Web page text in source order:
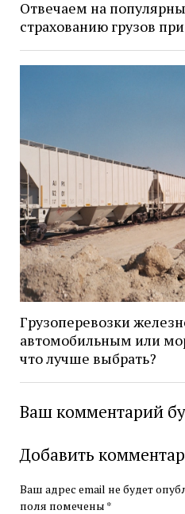
Отвечаем на
страхованию грузов
Грузоперевозки
автомобильным или
что лучше выбрать?
Ваш комментарий
Добавить
Ваш адрес email не будет
поля помечены *